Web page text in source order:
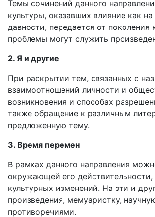
Темы сочинений данного
культуры, оказавших влияние как
давности, передается от
проблемы могут служить
2. Я и другие
При раскрытии тем, связанных с
взаимоотношений личности и
возникновения и способах
также обращение к различным
предложенную тему.
3. Время перемен
В рамках данного направления
окружающей его
культурных изменений. На эти и
произведения, мемуаристку,
противоречиями.